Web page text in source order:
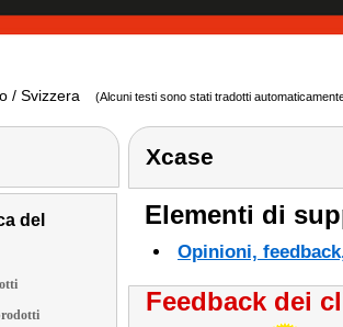
/ Svizzera (Alcuni testi sono stati tradotti
del
Xcase
Elementi di
Opinioni,
Feedback dei